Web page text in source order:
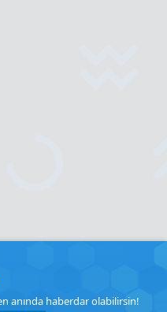
anında haberdar olabilirsin!